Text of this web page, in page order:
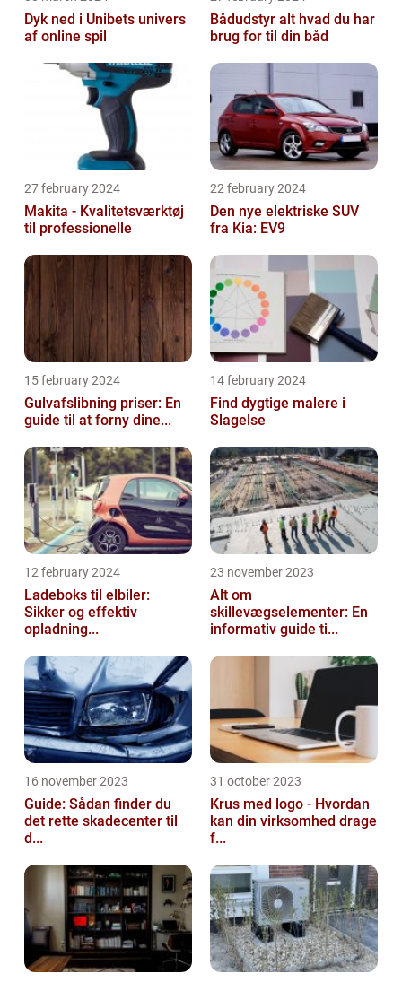
Dyk ned i Unibets univers
af online spil
Bådudstyr alt hvad du har
brug for til din båd
27 february 2024
Makita - Kvalitetsværktøj
til professionelle
22 february 2024
Den nye elektriske SUV
fra Kia: EV9
15 february 2024
Gulvafslibning priser: En
guide til at forny dine...
14 february 2024
Find dygtige malere i
Slagelse
12 february 2024
Ladeboks til elbiler:
Sikker og effektiv
opladning...
23 november 2023
Alt om
skillevægselementer: En
informativ guide ti...
16 november 2023
Guide: Sådan finder du
det rette skadecenter til
d...
31 october 2023
Krus med logo - Hvordan
kan din virksomhed drage
f...